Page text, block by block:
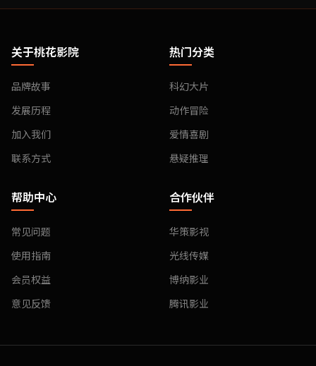
关于桃花影院
品牌故事
发展历程
加入我们
联系方式
热门分类
科幻大片
动作冒险
爱情喜剧
悬疑推理
帮助中心
常见问题
使用指南
会员权益
意见反馈
合作伙伴
华策影视
光线传媒
博纳影业
腾讯影业